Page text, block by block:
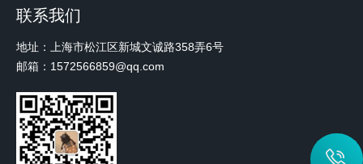
联系我们
地址：上海市松江区新城文诚路358弄6号
邮箱：1572566859@qq.com